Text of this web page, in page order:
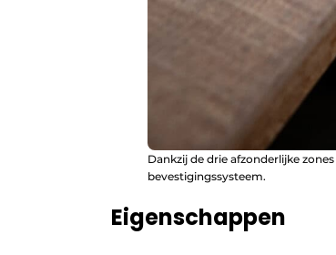
Dankzij de drie afzonderlijke
bevestigingssysteem.
Eigenschappen